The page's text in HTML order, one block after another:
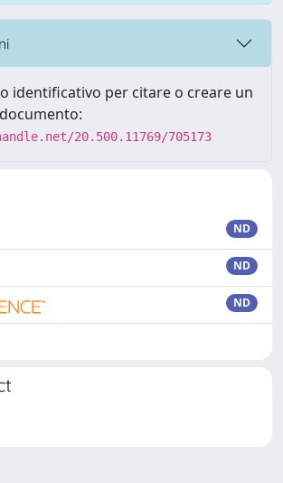
identificativo per citare o creare un
20.500.11769/705173
ND
ND
ND